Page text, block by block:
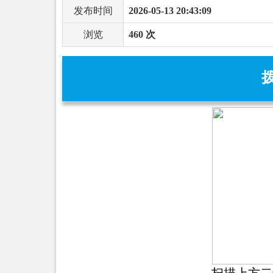
发布时间 2026-05-13 20:43:09
浏览 460 次